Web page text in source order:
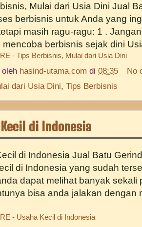
Mulai dari Usia Dini Jual
berbisnis untuk Anda yang
masih ragu-ragu: 1 .
mencoba berbisnis sejak dini
- Tips Berbisnis, Mulai dari Usia Dini
hasind-utama.com di 08:35
No
dari Usia Dini, Tips Berbisnis
di Indonesia
di Indonesia Jual Batu
di Indonesia yang sudah
dapat melihat banyak sekali
bisa anda jalakan dengan
- Usaha Kecil di Indonesia